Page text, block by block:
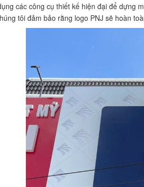
các công cụ thiết kế hiện đại để dựng
tôi đảm bảo rằng logo PNJ sẽ hoàn